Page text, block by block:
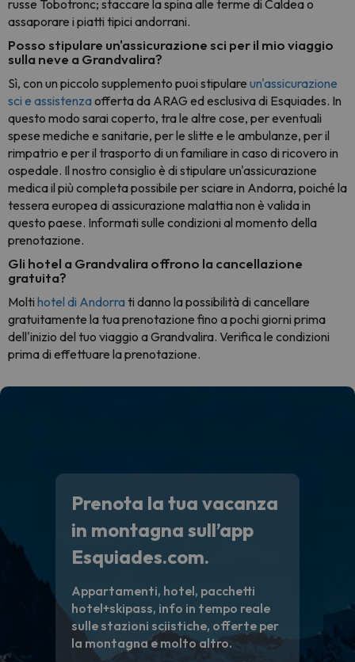
russe Tobotronc; staccare la spina alle terme di Caldea o
assaporare i piatti tipici andorrani.
Posso stipulare un'assicurazione sci per il mio viaggio
sulla neve a Grandvalira?
Sì, con un piccolo supplemento puoi stipulare un'assicurazione
sci e assistenzaofferta da ARAG ed esclusiva di Esquiades. In
questo modo sarai coperto, tra le altre cose, per eventuali
spese mediche e sanitarie, per le slitte e le ambulanze, per il
rimpatrio e per il trasporto di un familiare in caso di ricovero in
ospedale. Il nostro consiglio è di stipulare un'assicurazione
medica il più completa possibile per sciare in Andorra, poiché la
tessera europea di assicurazione malattia non è valida in
questo paese. Informati sulle condizioni al momento della
prenotazione.
Gli hotel a Grandvalira offrono la cancellazione
gratuita?
Molti hotel di Andorra ti danno la possibilità di cancellare
gratuitamente la tua prenotazione fino a pochi giorni prima
dell'inizio del tuo viaggio a Grandvalira. Verifica le condizioni
prima di effettuare la prenotazione.
Prenota la tua vacanza
in montagna sull’app
Esquiades.com.
Appartamenti, hotel, pacchetti
hotel+skipass, info in tempo reale
sulle stazioni sciistiche, offerte per
la montagna e molto altro.